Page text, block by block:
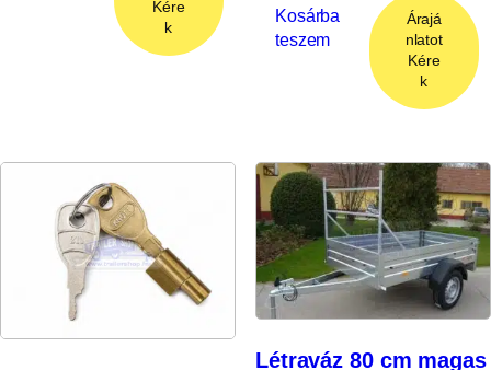
Kére
k
Kosárba
teszem
Árajá
nlatot
Kére
k
Létraváz 80 cm magas